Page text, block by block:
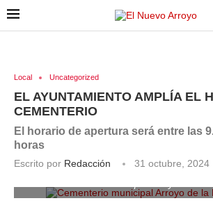
Local Uncategorized
EL AYUNTAMIENTO AMPLÍA EL
CEMENTERIO
El horario de apertura será entre las
horas
Escrito por Redacción
31 octubre, 2024